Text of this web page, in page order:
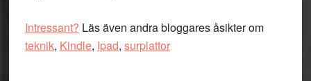
Intressant? Läs även andra bloggares åsikter om
teknik, Kindle, Ipad, surplattor